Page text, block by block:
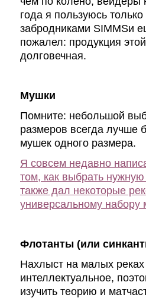
года я пользуюсь только
забродниками SIMMSи
пожалел: продукция
долговечная.
Мушки
Помните: небольшой
размеров всегда лучше
мушек одного размера.
Я совсем недавно
том, как выбрать
также дал некоторые
универсальному набору
Флотанты (или
Нахлыст на малых реках
интеллектуальное,
изучить теорию и